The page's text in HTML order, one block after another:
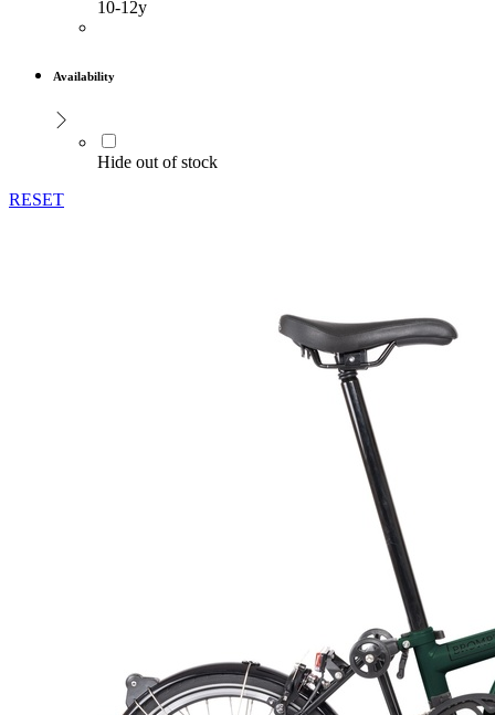
10-12y
Availability
Hide out of stock
RESET